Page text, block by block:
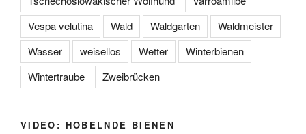
Vespa velutina
Wald Waldgarten
Waldmeister
Wasser
weisellos Wetter
Winterbienen
Wintertraube
Zweibrücken
VIDEO: HOBELNDE BIENEN